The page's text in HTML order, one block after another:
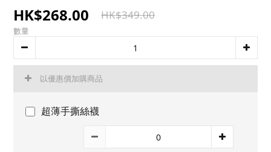
HK$268.00 HK$349.00
數量
以優惠價加購商品
超薄手撕絲襪